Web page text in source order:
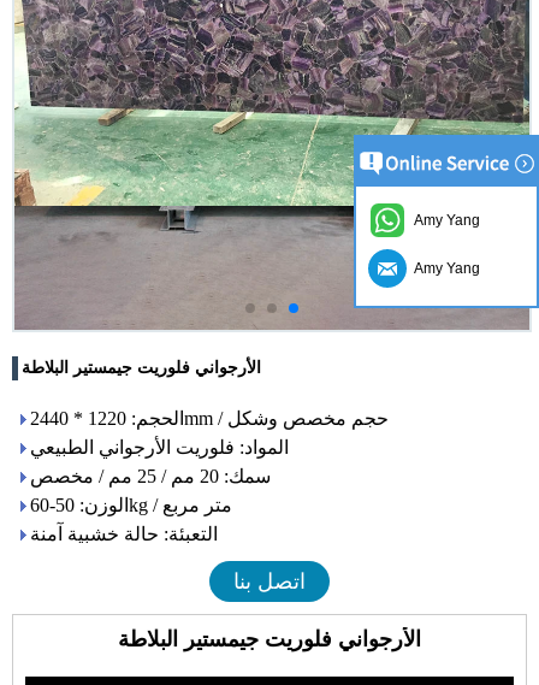
الأرجواني فلوريت جيمستير البلاطة
الحجم: 1220 * 2440mm / حجم مخصص وشكل
المواد: فلوريت الأرجواني الطبيعي
سمك: 20 مم / 25 مم / مخصص
الوزن: 50-60kg / متر مربع
التعبئة: حالة خشبية آمنة
اتصل بنا
الأرجواني فلوريت جيمستير البلاطة
Amy Yang
Amy Yang